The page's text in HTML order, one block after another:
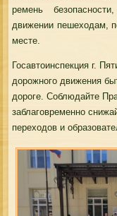
ремень
движении пешеходам,
месте.
Госавтоинспекция г.
дорожного движения
дороге. Соблюдайте
заблаговременно
переходов и